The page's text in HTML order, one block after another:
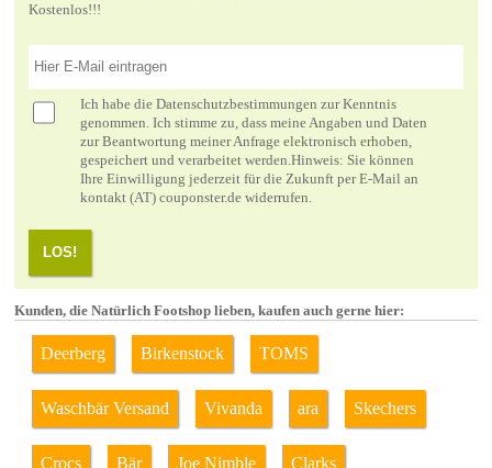
Kostenlos!!!
Ich habe die Datenschutzbestimmungen zur Kenntnis
genommen. Ich stimme zu, dass meine Angaben und Daten
zur Beantwortung meiner Anfrage elektronisch erhoben,
gespeichert und verarbeitet werden.Hinweis: Sie können
Ihre Einwilligung jederzeit für die Zukunft per E-Mail an
kontakt (AT) couponster.de widerrufen.
LOS!
Kunden, die Natürlich Footshop lieben, kaufen auch gerne hier:
Deerberg Birkenstock TOMS
Waschbär Versand Vivanda ara Skechers
Crocs Bär Joe Nimble Clarks